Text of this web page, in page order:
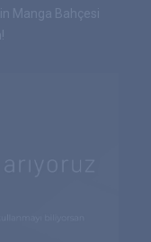
Manga Bahçesi